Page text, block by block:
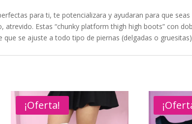
para ti, te potencializara y ayudaran para que
Estas “chunky platform thigh high boots” con
se ajuste a todo tipo de piernas (delgadas o
¡Oferta!